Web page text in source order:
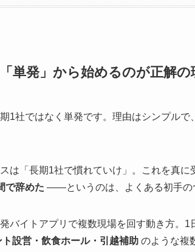
単発」から始めるのが正解の
1社ではなく単発です。理由はシンプルで、
は「長期1社で慣れていけ」。これを真
で辞めた ——というのは、よくある初手の
バイトアプリで複数現場を回す動き方。
設営・飲食ホール・引越補助 のような複